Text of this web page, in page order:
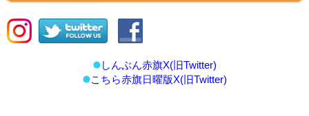
しんぶん赤旗X(旧Twitter)
こちら赤旗日曜版X(旧Twitter)